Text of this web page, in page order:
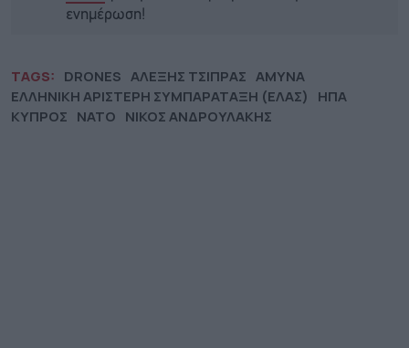
ενημέρωση!
TAGS: DRONES ΑΛΕΞΗΣ ΤΣΙΠΡΑΣ ΑΜΥΝΑ
ΕΛΛΗΝΙΚΗ ΑΡΙΣΤΕΡΗ ΣΥΜΠΑΡΑΤΑΞΗ (ΕΛΑΣ)
ΗΠΑ
ΚΥΠΡΟΣ ΝΑΤΟ ΝΙΚΟΣ ΑΝΔΡΟΥΛΑΚΗΣ